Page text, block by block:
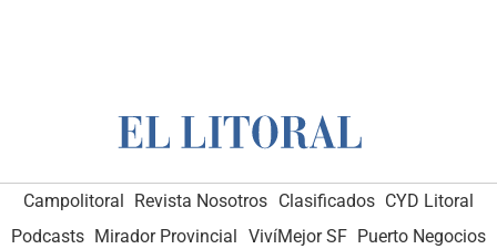
Campolitoral Revista Nosotros Clasificados CYD Litoral
Podcasts Mirador Provincial VivíMejor SF Puerto Negocios